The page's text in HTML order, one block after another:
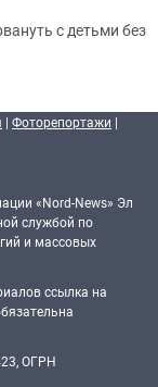
с детьми без
| Фоторепортажи |
«Nord-News» Эл
службой по
и массовых
ссылка на
ОГРН